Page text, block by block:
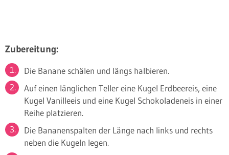
Zubereitung:
Die Banane schälen und längs halbieren.
Auf einen länglichen Teller eine Kugel Erdbeereis, eine
Kugel Vanilleeis und eine Kugel Schokoladeneis in einer
Reihe platzieren.
Die Bananenspalten der Länge nach links und rechts
neben die Kugeln legen.